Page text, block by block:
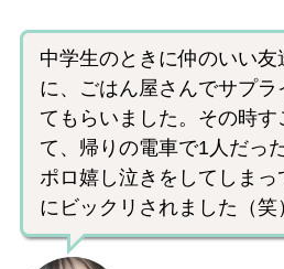
中学生のときに仲のいい友
に、ごはん屋さんでサプラ
てもらいました。その時す
て、帰りの電車で1人だっ
ポロ嬉し泣きをしてしま
にビックリされました（笑